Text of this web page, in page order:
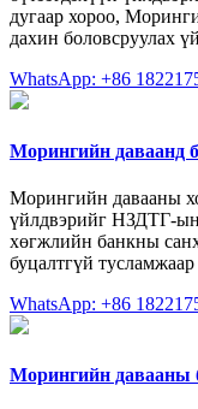
дугаар хороо,
дахин боловсруулах
WhatsApp: +86
Морингийн даваанд
Морингийн давааны
үйлдвэрийг НЗДТГ-ын
хөгжлийн банкны
буцалтгүй
WhatsApp: +86
Морингийн давааны